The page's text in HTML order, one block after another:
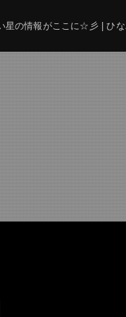
星の情報がここに☆彡 | ひ